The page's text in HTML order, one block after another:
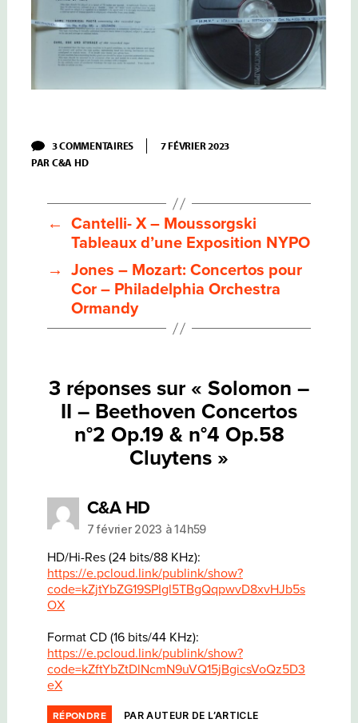
3 COMMENTAIRES
SOLOMON
BEETHOVEN
CONCERTOS
N°2
OP.19
N°4
OP.58
CLUYTENS
7 FÉVRIER 2023
PAR C&A HD
← Cantelli- X – Moussorgski
Tableaux d’une Exposition NYPO
→ Jones – Mozart: Concertos pour
Cor – Philadelphia Orchestra
Ormandy
3 réponses sur « Solomon –
II – Beethoven Concertos
n°2 Op.19 & n°4 Op.58
Cluytens »
C&A HDdit :
7 février 2023 à 14h59
HD/Hi-Res (24 bits/88 KHz):
https://e.pcloud.link/publink/show?
code=kZjtYbZG19SPIgl5TBgQqpwvD8xvHJb5s
OX
Format CD (16 bits/44 KHz):
https://e.pcloud.link/publink/show?
code=kZftYbZtDlNcmN9uVQ15jBgicsVoQz5D3
eX
RÉPONDRE PAR AUTEUR DE L’ARTICLE